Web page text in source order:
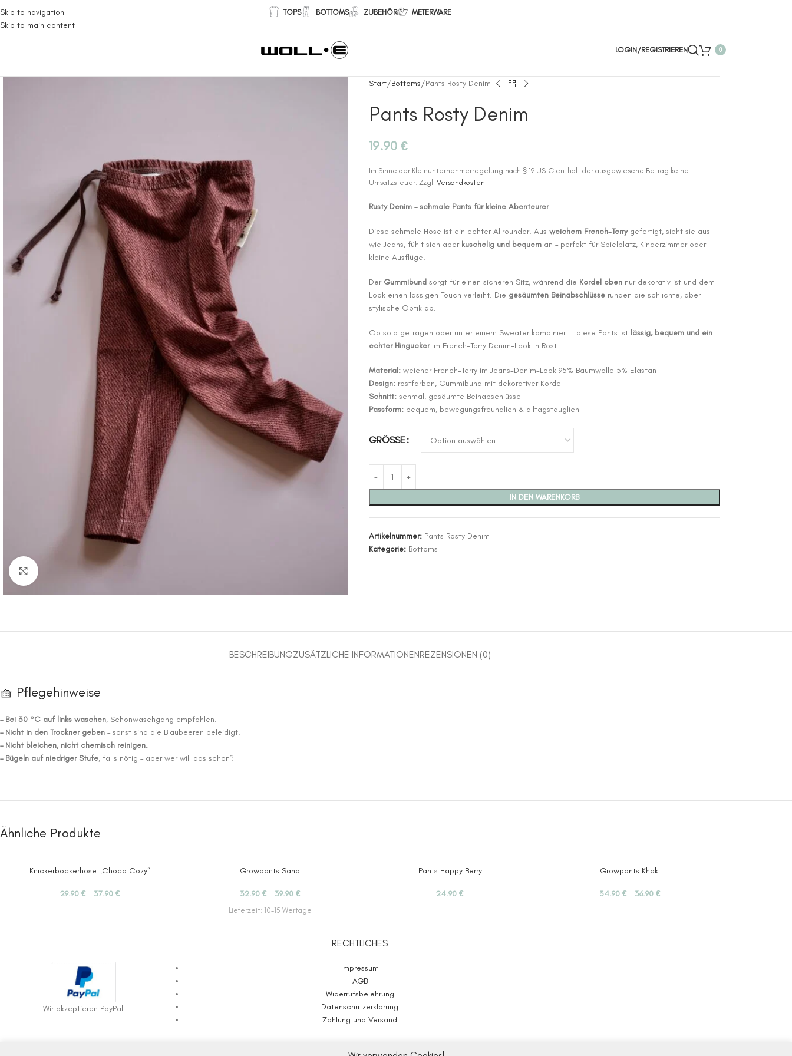
Skip to navigation
Skip to main content
TOPS BOTTOMS ZUBEHÖR METERWARE
LOGIN/REGISTRIEREN 0
Start Bottoms Pants Rosty Denim
Pants Rosty Denim
19.90 €
Im Sinne der Kleinunternehmerregelung nach § 19 UStG enthält der ausgewiesene Betrag keine
Umsatzsteuer. Zzgl. Versandkosten
Rusty Denim – schmale Pants für kleine Abenteurer
Diese schmale Hose ist ein echter Allrounder! Aus weichem French-Terrygefertigt, sieht sie aus
wie Jeans, fühlt sich aber kuschelig und bequeman – perfekt für Spielplatz, Kinderzimmer oder
kleine Ausflüge.
Der Gummibundsorgt für einen sicheren Sitz, während die Kordel obennur dekorativ ist und dem
Look einen lässigen Touch verleiht. Die gesäumten Beinabschlüsserunden die schlichte, aber
stylische Optik ab.
Ob solo getragen oder unter einem Sweater kombiniert – diese Pants ist lässig, bequem und ein
echter Hinguckerim French-Terry Denim-Look in Rost.
Material:weicher French-Terry im Jeans-Denim-Look 95% Baumwolle 5% Elastan
Design:rostfarben, Gummibund mit dekorativer Kordel
Schnitt:schmal, gesäumte Beinabschlüsse
Passform:bequem, bewegungsfreundlich & alltagstauglich
GRÖSSE
IN DEN WARENKORB
Artikelnummer: Pants Rosty Denim
Kategorie: Bottoms
BESCHREIBUNGZUSÄTZLICHE INFORMATIONENREZENSIONEN (0)
🧺 Pflegehinweise
– Bei 30 °C auf links waschen, Schonwaschgang empfohlen.
– Nicht in den Trockner geben – sonst sind die Blaubeeren beleidigt.
– Nicht bleichen, nicht chemisch reinigen.
– Bügeln auf niedriger Stufe, falls nötig – aber wer will das schon?
Ähnliche Produkte
Knickerbockerhose „Choco Cozy“
29.90 €– 37.90 €
Growpants Sand
32.90 €– 39.90 €
Lieferzeit: 10-15 Wertage
Pants Happy Berry
24.90€
Growpants Khaki
34.90€ – 36.90€
Wir akzeptieren PayPal
RECHTLICHES
Impressum
AGB
Widerrufsbelehrung
Datenschutzerklärung
Zahlung und Versand
WOLL-E.store